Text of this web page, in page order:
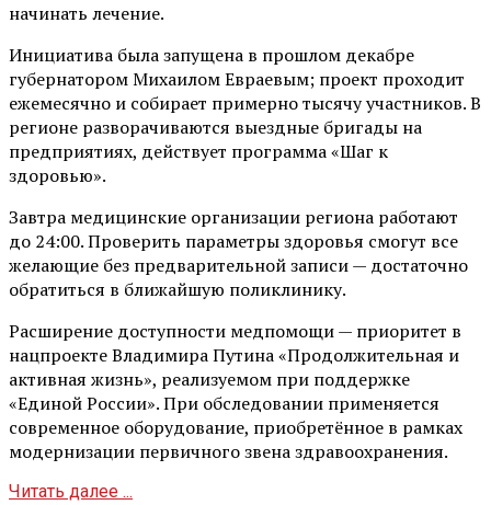
начинать лечение.
Инициатива была запущена в прошлом декабре
губернатором Михаилом Евраевым; проект проходит
ежемесячно и собирает примерно тысячу участников. В
регионе разворачиваются выездные бригады на
предприятиях, действует программа «Шаг к
здоровью».
Завтра медицинские организации региона работают
до 24:00. Проверить параметры здоровья смогут все
желающие без предварительной записи — достаточно
обратиться в ближайшую поликлинику.
Расширение доступности медпомощи — приоритет в
нацпроекте Владимира Путина «Продолжительная и
активная жизнь», реализуемом при поддержке
«Единой России». При обследовании применяется
современное оборудование, приобретённое в рамках
модернизации первичного звена здравоохранения.
Читать далее ...